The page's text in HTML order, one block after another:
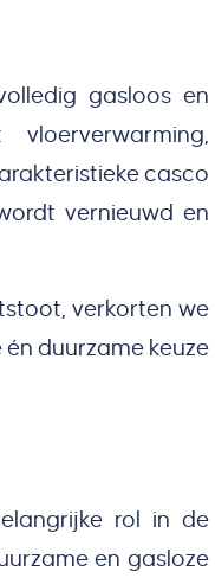
gasloos en
casco
vernieuwd en
verkorten we
duurzame keuze
rol in de
en gasloze